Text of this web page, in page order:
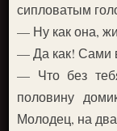
сипловатым
— Ну как она,
— Да как! Сами
— Что без
половину
Молодец, на